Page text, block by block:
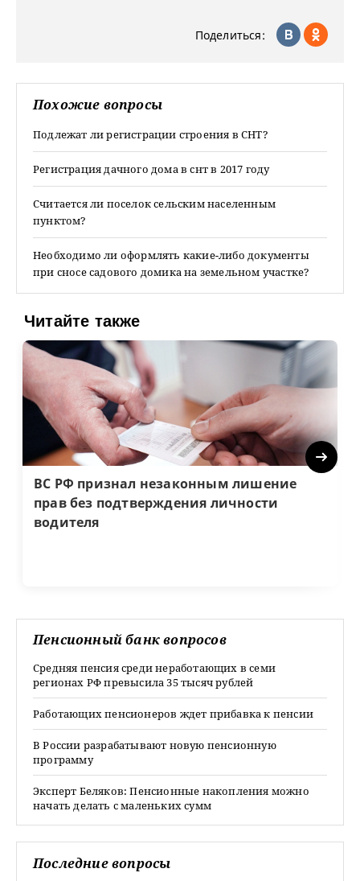
Поделиться:
Похожие вопросы
Подлежат ли регистрации строения в СНТ?
Регистрация дачного дома в снт в 2017 году
Считается ли поселок сельским населенным
пунктом?
Необходимо ли оформлять какие-либо документы
при сносе садового домика на земельном участке?
Читайте также
ВС РФ признал незаконным лишение
прав без подтверждения личности
водителя
Next
Пенсионный банк вопросов
Средняя пенсия среди неработающих в семи
регионах РФ превысила 35 тысяч рублей
Работающих пенсионеров ждет прибавка к пенсии
В России разрабатывают новую пенсионную
программу
Эксперт Беляков: Пенсионные накопления можно
начать делать с маленьких сумм
Последние вопросы